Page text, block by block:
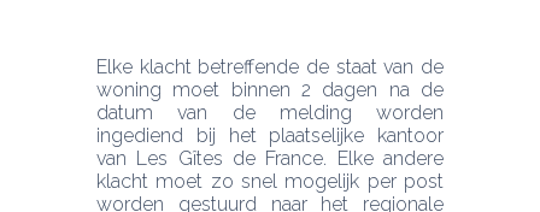
Elke klacht betreffende de staat van de
woning moet binnen 2 dagen na de
datum van de melding worden
ingediend bij het plaatselijke kantoor
van Les Gîtes de France. Elke andere
klacht moet zo snel mogelijk per post
worden gestuurd naar het regionale